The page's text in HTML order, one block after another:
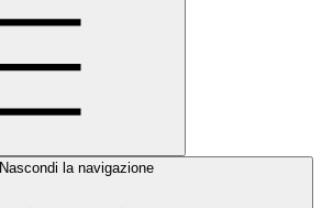
Nascondi la navigazione